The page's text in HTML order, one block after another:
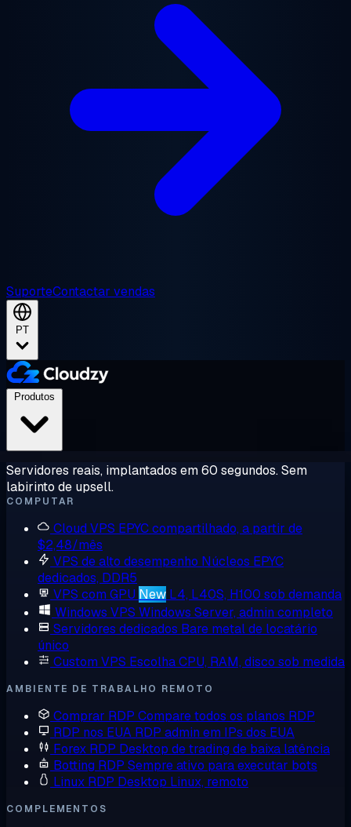
SuporteContactar vendas
PT
Servidores reais, implantados em 60 segundos. Sem
labirinto de upsell.
COMPUTAR
Cloud VPS EPYC compartilhado, a partir de
$2,48/mês
VPS de alto desempenho Núcleos EPYC
dedicados, DDR5
VPS com GPU New L4, L40S, H100 sob demanda
Windows VPS Windows Server, admin completo
Servidores dedicados Bare metal de locatário
único
Custom VPS Escolha CPU, RAM, disco sob medida
AMBIENTE DE TRABALHO REMOTO
Comprar RDP Compare todos os planos RDP
RDP nos EUA RDP admin em IPs dos EUA
Forex RDP Desktop de trading de baixa latência
Botting RDP Sempre ativo para executar bots
Linux RDP Desktop Linux, remoto
COMPLEMENTOS